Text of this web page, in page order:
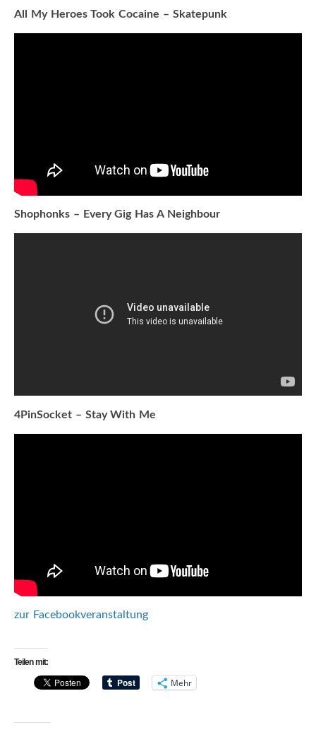
All My Heroes Took Cocaine – Skatepunk
Shophonks – Every Gig Has A Neighbour
4PinSocket – Stay With Me
zur Facebookveranstaltung
Teilen mit:
Mehr